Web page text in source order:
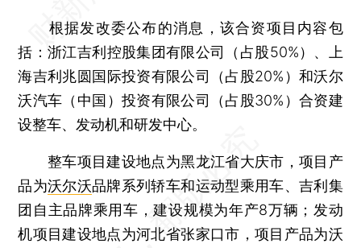
根据发改委公布的消息，该合资项目内容包
括：浙江吉利控股集团有限公司（占股50%）、上
海吉利兆圆国际投资有限公司（占股20%）和沃尔
沃汽车（中国）投资有限公司（占股30%）合资建
设整车、发动机和研发中心。
整车项目建设地点为黑龙江省大庆市，项目产
品为沃尔沃品牌系列轿车和运动型乘用车、吉利集
团自主品牌乘用车，建设规模为年产8万辆；发动
机项目建设地点为河北省张家口市，项目产品为沃